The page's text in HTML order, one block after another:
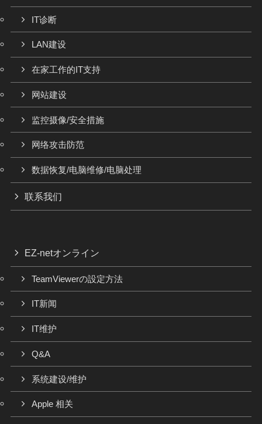
IT诊断
LAN建设
在家工作的IT支持
网站建设
监控摄像/安全措施
网络攻击防范
数据恢复/电脑维修/电脑处理
联系我们
EZ-netオンライン
TeamViewerの設定方法
IT新闻
IT维护
Q&A
系统建设/维护
Apple 相关